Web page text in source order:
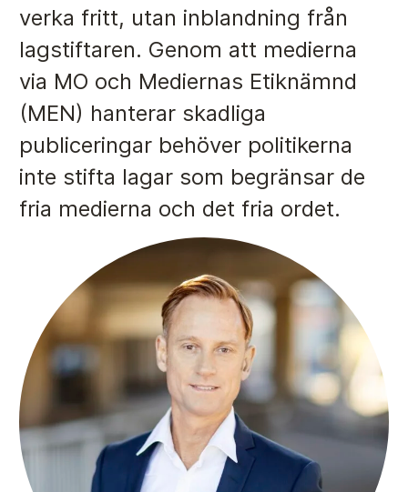
Anmälan och beslut
De senaste besluten
Från anmälan till beslut – så går det till
Så här gör du en anmälan
Fyll i din anmälan
Här är medierna som MO kan pröva
Hela listan över frivilligt anslutna medier
Skillnaden mellan Granskningsnämnden och MO
Övrigt
Årsberättelser
Våra huvudmän
verka fritt, utan inblandning från
lagstiftaren. Genom att medierna
via MO och Mediernas Etiknämnd
(MEN) hanterar skadliga
publiceringar behöver politikerna
inte stifta lagar som begränsar de
fria medierna och det fria ordet.